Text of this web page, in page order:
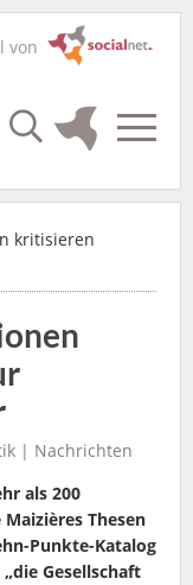
von
kritisieren
| Nachrichten
als 200
Thesen
Punkte-Katalog
Gesellschaft